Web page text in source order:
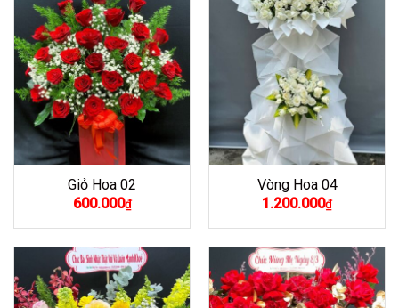
Giỏ Hoa 02
600.000₫
Vòng Hoa 04
1.200.000₫